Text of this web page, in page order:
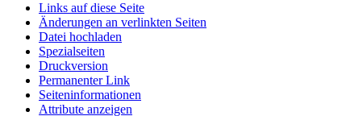
Links auf diese Seite
Änderungen an verlinkten Seiten
Datei hochladen
Spezialseiten
Druckversion
Permanenter Link
Seiten­informationen
Attribute anzeigen